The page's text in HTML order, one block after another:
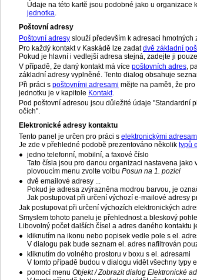
Údaje na této kartě jsou podobné jako u organizace
jednotka.
Poštovní adresy
Poštovní adresy slouží především k adresaci
Pro každý kontakt v Kaskádě lze zadatdvě základní
Pokud je hlavní i vedlejší adresa stejná, zadejte ji
V případě, že daný kontakt má více poštovních adres,
základní adresy vyplněné. Tento dialog obsahuje
Při práci s poštovními adresami mějte na paměti, že
jednotku je v kapitole Kontakt.
Pod poštovní adresou jsou důležité údaje "Standardní
očích".
Elektronické adresy kontaktu
Tento panel je určen pro práci s elektronickými
Je zde v přehledné podobě prezentováno několik typů
jedno telefonní, mobilní, a faxové číslo
Tato čísla jsou pro danou organizaci nastavena
plovoucím menu zvolte volbu Posun na 1. pozici
dvě emailové adresy ...
Pokud je adresa zvýrazněna modrou barvou, je
Jak postupovat při určení výchozí e-mailové adresy
Jak postupovat při určení výchozích elektronických
Smyslem tohoto panelu je přehlednost a bleskový
Libovolný počet dalších čísel a adres daného kontaktu
kliknutím na ikonu nebo popisek vedle pole s el.
V dialogu pak bude seznam el. adres nafiltrován
kliknutím do volného prostoru v boxu s el. adresami
V tomto případě budou v dialogu vidět všechny typy
pomocí menu Objekt / Zobrazit dialog Elektronické